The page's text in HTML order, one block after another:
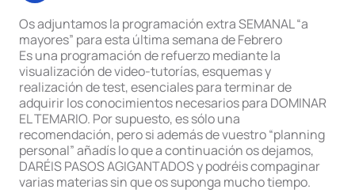
Os adjuntamos la programación extra SEMANAL “a
mayores” para esta última semana de Febrero
Es una programación de refuerzo mediante la
visualización de video-tutorías, esquemas y
realización de test, esenciales para terminar de
adquirir los conocimientos necesarios para DOMINAR
EL TEMARIO. Por supuesto, es sólo una
recomendación, pero si además de vuestro “planning
personal” añadís lo que a continuación os dejamos,
DARÉIS PASOS AGIGANTADOS y podréis compaginar
varias materias sin que os suponga mucho tiempo.